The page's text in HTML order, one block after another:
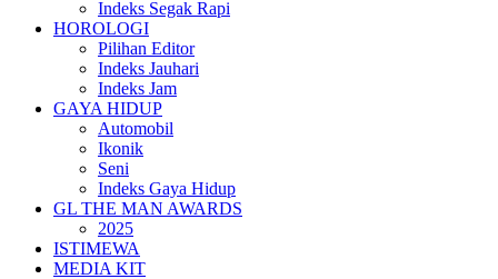
Indeks Segak Rapi
HOROLOGI
Pilihan Editor
Indeks Jauhari
Indeks Jam
GAYA HIDUP
Automobil
Ikonik
Seni
Indeks Gaya Hidup
GL THE MAN AWARDS
2025
ISTIMEWA
MEDIA KIT